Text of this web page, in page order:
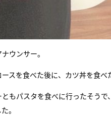
ウンサー。
スを食べた後に、カツ丼を食べ
もパスタを食べに行ったそう
。